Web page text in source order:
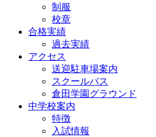
制服
校章
合格実績
過去実績
アクセス
送迎駐車場案内
スクールバス
倉田学園グラウンド
中学校案内
特徴
入試情報